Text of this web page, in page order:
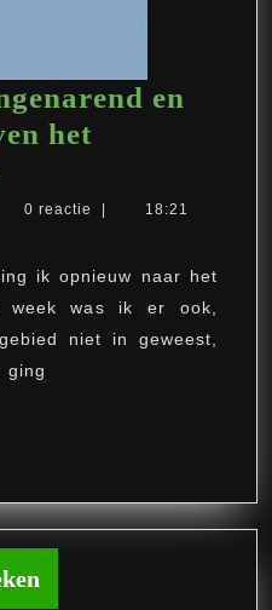
en
het
07-
en
Wespendief
0 reactie 18:21
ik opnieuw naar het
week was ik er ook,
niet in geweest,
ging